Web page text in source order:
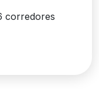
corredores